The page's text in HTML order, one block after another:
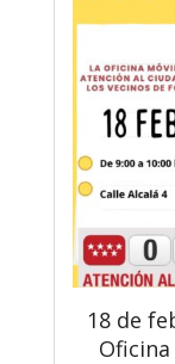
18 de